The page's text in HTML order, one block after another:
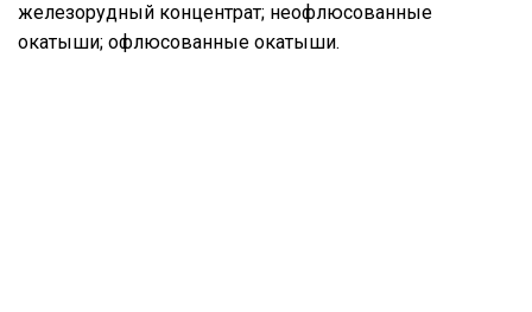
железорудный концентрат; неофлюсованные
окатыши; офлюсованные окатыши.